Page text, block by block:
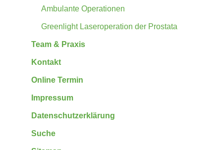
Ambulante Operationen
Greenlight Laseroperation der Prostata
Team & Praxis
Kontakt
Online Termin
Impressum
Datenschutzerklärung
Suche